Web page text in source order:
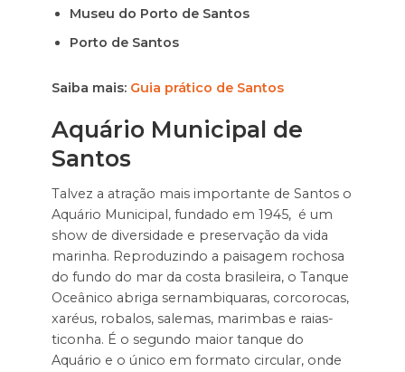
Museu do Porto de Santos
Porto de Santos
Saiba mais: Guia prático de Santos
Aquário Municipal de
Santos
Talvez a atração mais importante de Santos o
Aquário Municipal, fundado em 1945, é um
show de diversidade e preservação da vida
marinha. Reproduzindo a paisagem rochosa
do fundo do mar da costa brasileira, o Tanque
Oceânico abriga sernambiquaras, corcorocas,
xaréus, robalos, salemas, marimbas e raias-
ticonha. É o segundo maior tanque do
Aquário e o único em formato circular, onde